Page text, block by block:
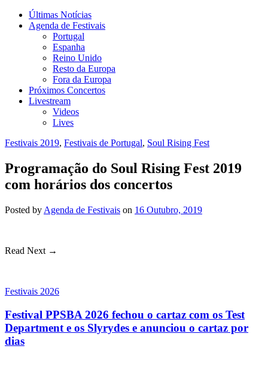
Últimas Notícias
Agenda de Festivais
Portugal
Espanha
Reino Unido
Resto da Europa
Fora da Europa
Próximos Concertos
Livestream
Videos
Lives
Festivais 2019, Festivais de Portugal, Soul Rising Fest
Programação do Soul Rising Fest 2019
com horários dos concertos
Posted by Agenda de Festivais on 16 Outubro, 2019
Read Next →
Festivais 2026
Festival PPSBA 2026 fechou o cartaz com os Test
Department e os Slyrydes e anunciou o cartaz por
dias